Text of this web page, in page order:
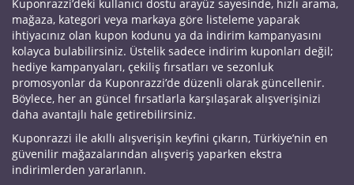
Kuponrazzi’deki kullanıcı dostu arayüz sayesinde, hızlı arama,
mağaza, kategori veya markaya göre listeleme yaparak
ihtiyacınız olan kupon kodunu ya da indirim kampanyasını
kolayca bulabilirsiniz. Üstelik sadece indirim kuponları değil;
hediye kampanyaları, çekiliş fırsatları ve sezonluk
promosyonlar da Kuponrazzi’de düzenli olarak güncellenir.
Böylece, her an güncel fırsatlarla karşılaşarak alışverişinizi
daha avantajlı hale getirebilirsiniz.
Kuponrazzi ile akıllı alışverişin keyfini çıkarın, Türkiye’nin en
güvenilir mağazalarından alışveriş yaparken ekstra
indirimlerden yararlanın.